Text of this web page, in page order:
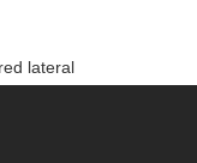
lateral